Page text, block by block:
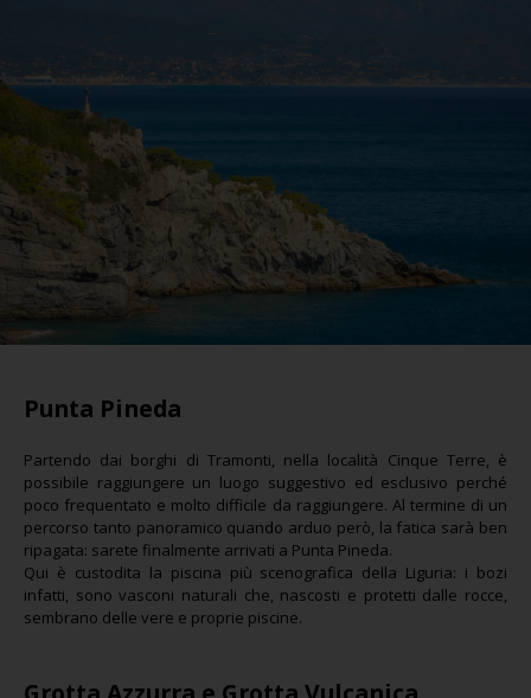
Punta Pineda
Partendo dai borghi di Tramonti, nella località Cinque Terre, è
possibile raggiungere un luogo suggestivo ed esclusivo perché
poco frequentato e molto difficile da raggiungere. Al termine di un
percorso tanto panoramico quando arduo però, la fatica sarà ben
ripagata: sarete finalmente arrivati a Punta Pineda.
Qui è custodita la piscina più scenografica della Liguria: i bozi
infatti, sono vasconi naturali che, nascosti e protetti dalle rocce,
sembrano delle vere e proprie piscine.